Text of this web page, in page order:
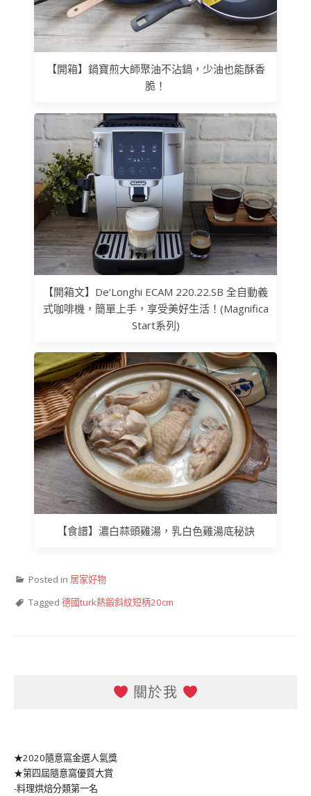
【開箱】鍋寶煎大師聚油不沾鍋，少油也能酥香
脆！
【開箱文】De’Longhi ECAM 220.22.SB 全自動義
式咖啡機，簡單上手，享受美好生活！(Magnifica
Start系列)
【食譜】濃白蒜頭雞湯，乳白色雞湯底秘訣
Posted in 居家好物
Tagged 德國turk熱鍛斜紋短柄20cm
關於我
★2020隨意窩金選人氣獎
★第四屆隨意窩優質大賞
-料理烘焙分類第一名